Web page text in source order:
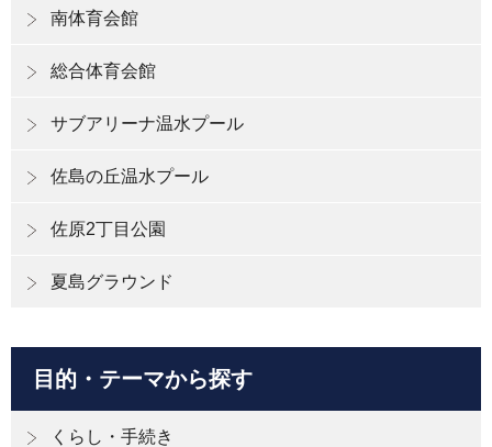
南体育会館
総合体育会館
サブアリーナ温水プール
佐島の丘温水プール
佐原2丁目公園
夏島グラウンド
目的・テーマから探す
くらし・手続き